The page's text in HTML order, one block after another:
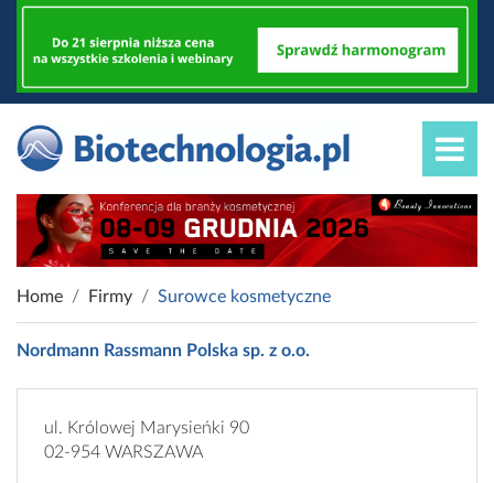
Home Firmy Surowce kosmetyczne
Nordmann Rassmann Polska sp. z o.o.
ul. Królowej Marysieńki 90
02-954 WARSZAWA